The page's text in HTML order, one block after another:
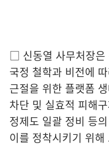
□ 신동열 사무처장은
국정 철학과 비전에
근절을 위한 플랫폼
차단 및 실효적 피해
정제도 일괄 정비 등
이를 정착시키기 위해